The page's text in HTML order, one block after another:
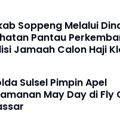
Soppeng Melalui
Pantau
Jamaah Calon Haji
Sulsel Pimpin Apel
May Day di Fly